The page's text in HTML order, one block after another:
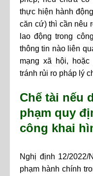
thực hiện hành
căn cứ) thì cần nêu
lao động trong
thông tin nào liên
mạng xã hội,
tránh rủi ro pháp lý
Chế tài nếu
phạm quy
công khai
Nghị định 12/
phạm hành chính